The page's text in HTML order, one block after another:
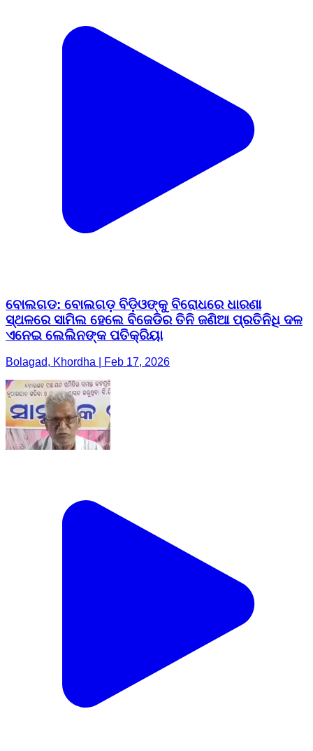
ବୋଲଗଡ: ବୋଲଗଡ଼ ବିଡ଼ିଓଙ୍କୁ ବିରୋଧରେ ଧାରଣା
ସ୍ଥଳରେ ସାମିଲ ହେଲେ ବିଜେଡିର ତିନି ଜଣିଆ ପ୍ରତିନିଧି ଦଳ
ଏନେଇ ଲେଲିନଙ୍କ ପତିକ୍ରିୟା
Bolagad, Khordha | Feb 17, 2026